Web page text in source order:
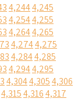
4,2444,245
4,2544,255
4,2644,265
4,2744,275
4,2844,285
4,2944,295
4,3044,3054,306
4,3154,3164,317